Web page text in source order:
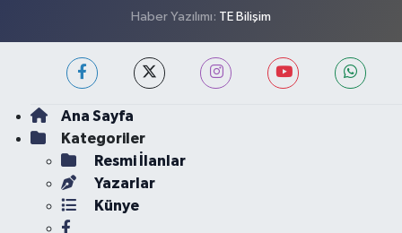
Haber Yazılımı: TE Bilişim
Ana Sayfa
Kategoriler
Resmi İlanlar
Yazarlar
Künye